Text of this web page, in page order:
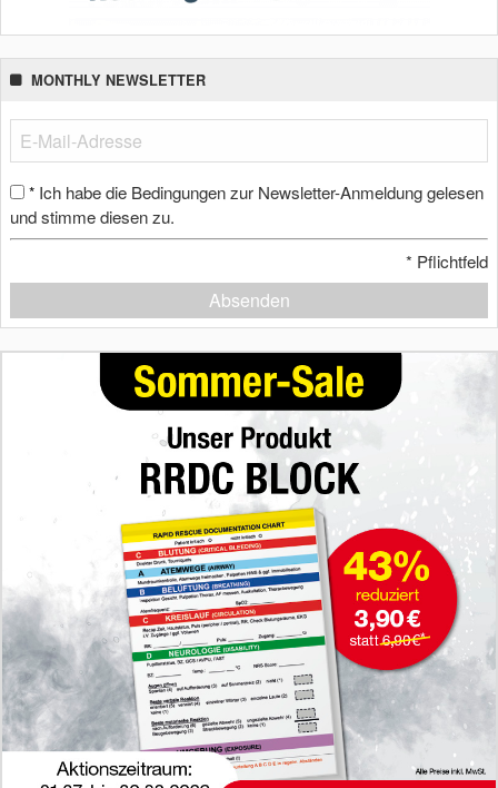
MONTHLY NEWSLETTER
* Ich habe die Bedingungen zur Newsletter-Anmeldung gelesen
und stimme diesen zu.
* Pflichtfeld
Absenden